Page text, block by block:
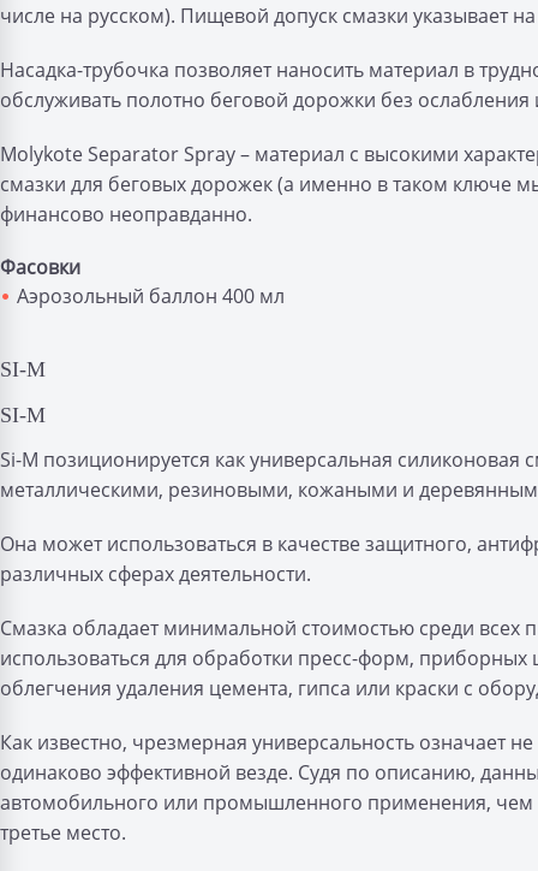
числе на русском). Пищевой допуск смазки указывает
Насадка-трубочка позволяет наносить материал в
обслуживать полотно беговой дорожки без ослабления
Molykote Separator Spray – материал с высокими
смазки для беговых дорожек (а именно в таком ключе
финансово неоправданно.
Фасовки
Аэрозольный баллон 400 мл
SI-M
SI-M
Si-M позиционируется как универсальная силиконовая
металлическими, резиновыми, кожаными и
Она может использоваться в качестве защитного,
различных сферах деятельности.
Смазка обладает минимальной стоимостью среди всех
использоваться для обработки пресс-форм,
облегчения удаления цемента, гипса или краски с
Как известно, чрезмерная универсальность означает
одинаково эффективной везде. Судя по описанию,
автомобильного или промышленного применения, чем
третье место.